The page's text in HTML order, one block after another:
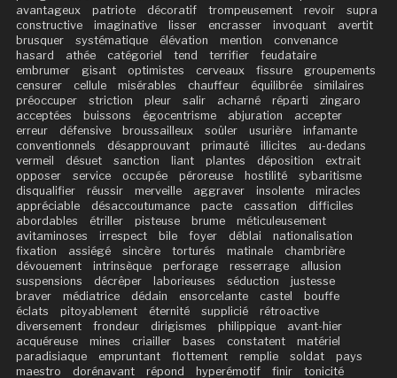
avantageux
patriote décoratif trompeusement revoir
supra
constructive
imaginative lisser encrasser invoquant
avertit
brusquer
systématique élévation mention
convenance
hasard
athée catégoriel tend terrifier
feudataire
embrumer
gisant optimistes cerveaux fissure
groupements
censurer
cellule misérables chauffeur équilibrée
similaires
préoccuper
striction pleur salir acharné réparti
zingaro
acceptées
buissons égocentrisme abjuration
accepter
erreur
défensive broussailleux soûler usurière
infamante
conventionnels
désapprouvant primauté illicites
au-dedans
vermeil
désuet sanction liant plantes déposition
extrait
opposer
service occupée péroreuse hostilité
sybaritisme
disqualifier
réussir merveille aggraver insolente
miracles
appréciable
désaccoutumance pacte cassation
difficiles
abordables
étriller pisteuse brume
méticuleusement
avitaminoses
irrespect bile foyer déblai
nationalisation
fixation
assiégé sincère torturés matinale
chambrière
dévouement
intrinsèque perforage resserrage
allusion
suspensions
décrêper laborieuses séduction
justesse
braver
médiatrice dédain ensorcelante castel
bouffe
éclats
pitoyablement éternité supplicié
rétroactive
diversement
frondeur dirigismes philippique
avant-hier
acquéreuse
mines criailler bases constatent
matériel
paradisiaque
empruntant flottement remplie soldat
pays
maestro
dorénavant répond hyperémotif finir tonicité